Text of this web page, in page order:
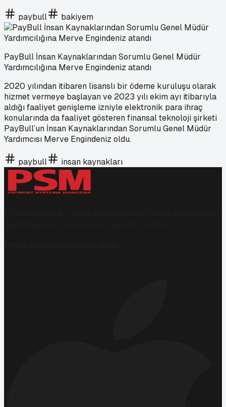
paybull bakiyem
PayBull İnsan Kaynaklarından Sorumlu Genel Müdür
Yardımcılığına Merve Engindeniz atandı
2020 yılından itibaren lisanslı bir ödeme kuruluşu olarak
hizmet vermeye başlayan ve 2023 yılı ekim ayı itibarıyla
aldığı faaliyet genişleme izniyle elektronik para ihraç
konularında da faaliyet gösteren finansal teknoloji şirketi
PayBull’un İnsan Kaynaklarından Sorumlu Genel Müdür
Yardımcısı Merve Engindeniz oldu.
paybull insan kaynakları